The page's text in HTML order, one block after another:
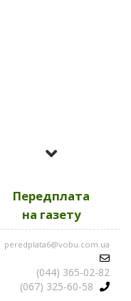
2023
номери за
2022
номери за
2021
Передплата
на газету
peredplata6@vobu.com.ua
(044) 365-02-82
(067) 325-60-58